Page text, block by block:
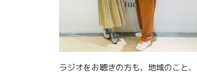
ラジオをお聴きの方も、地域のこと